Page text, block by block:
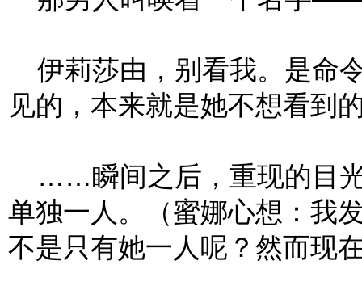
伊莉莎由，别看我。是命
见的，本来就是她不想看
……瞬间之后，重现的目光
单独一人。（蜜娜心想：我
不是只有她一人呢？然而现